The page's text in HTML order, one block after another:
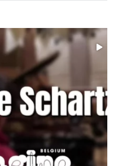
jours pour sauter le pas :
5